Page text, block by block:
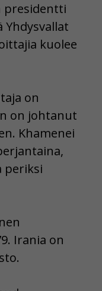
presidentti
kuolee
on
on johtanut
Khamenei
periksi
Irania on